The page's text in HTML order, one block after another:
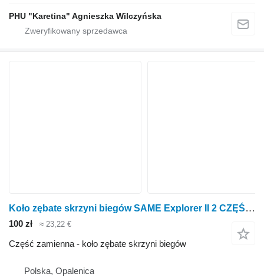
PHU "Karetina" Agnieszka Wilczyńska
Koło zębate skrzyni biegów SAME Explorer II 2 CZĘŚCI KOŁO ZĘBATE TRYB do ciągnika kołowego SAME Explorer II 2
100 zł ≈ 23,22 €
Część zamienna - koło zębate skrzyni biegów
Polska, Opalenica